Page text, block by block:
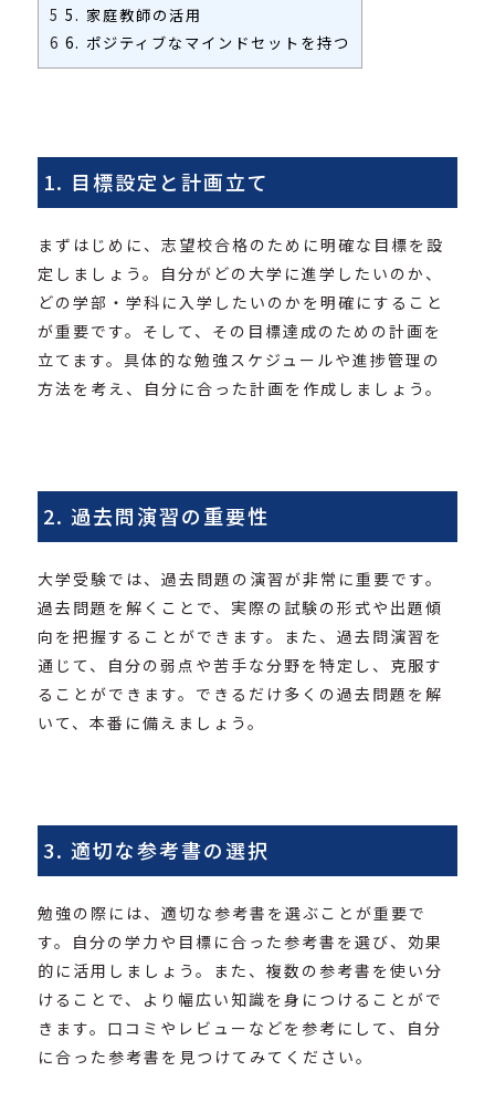
5 5. 家庭教師の活用
6 6. ポジティブなマインドセットを持つ
1. 目標設定と計画立て
まずはじめに、志望校合格のために明確な目標を設
定しましょう。自分がどの大学に進学したいのか、
どの学部・学科に入学したいのかを明確にすること
が重要です。そして、その目標達成のための計画を
立てます。具体的な勉強スケジュールや進捗管理の
方法を考え、自分に合った計画を作成しましょう。
2. 過去問演習の重要性
大学受験では、過去問題の演習が非常に重要です。
過去問題を解くことで、実際の試験の形式や出題傾
向を把握することができます。また、過去問演習を
通じて、自分の弱点や苦手な分野を特定し、克服す
ることができます。できるだけ多くの過去問題を解
いて、本番に備えましょう。
3. 適切な参考書の選択
勉強の際には、適切な参考書を選ぶことが重要で
す。自分の学力や目標に合った参考書を選び、効果
的に活用しましょう。また、複数の参考書を使い分
けることで、より幅広い知識を身につけることがで
きます。口コミやレビューなどを参考にして、自分
に合った参考書を見つけてみてください。